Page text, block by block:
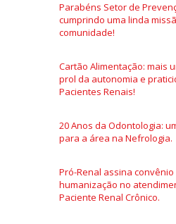
Parabéns Setor de
cumprindo uma linda
comunidade!
Cartão Alimentação: mais
prol da autonomia e
Pacientes Renais!
20 Anos da Odontologia:
para a área na Nefrologia.
Pró-Renal assina convênio
humanização no
Paciente Renal Crônico.